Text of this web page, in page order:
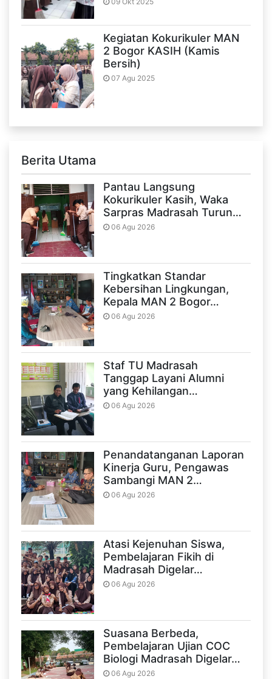
Kegiatan Kokurikuler MAN
2 Bogor KASIH (Kamis
Bersih)
07 Agu 2025
Berita Utama
Pantau Langsung
Kokurikuler Kasih, Waka
Sarpras Madrasah Turun…
06 Agu 2026
Tingkatkan Standar
Kebersihan Lingkungan,
Kepala MAN 2 Bogor…
06 Agu 2026
Staf TU Madrasah
Tanggap Layani Alumni
yang Kehilangan…
06 Agu 2026
Penandatanganan Laporan
Kinerja Guru, Pengawas
Sambangi MAN 2…
06 Agu 2026
Atasi Kejenuhan Siswa,
Pembelajaran Fikih di
Madrasah Digelar…
06 Agu 2026
Suasana Berbeda,
Pembelajaran Ujian COC
Biologi Madrasah Digelar…
06 Agu 2026